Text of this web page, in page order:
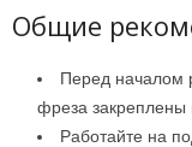
Общие
Перед началом
фреза
Работайте на